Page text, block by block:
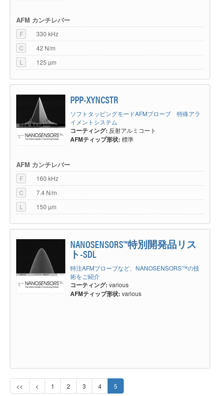
AFM カンチレバー
F
330 kHz
C
42 N/m
L
125 µm
PPP-XYNCSTR
ソフトタッピングモードAFMプローブ 特殊アラ
イメントシステム
コーティング: 反射アルミコート
AFMティップ形状: 標準
AFM カンチレバー
F
160 kHz
C
7.4 N/m
L
150 µm
NANOSENSORS™特別開発品リス
ト-SDL
特注AFMプローブなど、NANOSENSORS™の技
術をご紹介
コーティング: various
AFMティップ形状: various
<< < 1 2 3 4 5